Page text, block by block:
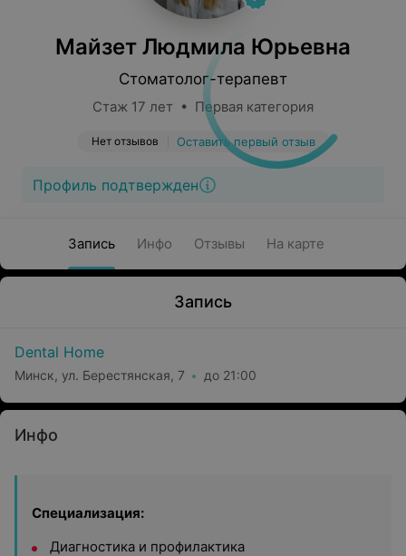
Майзет Людмила Юрьевна
Стоматолог-терапевт
Стаж 17 лет • Первая категория
Нет отзывов Оставить первый отзыв
Профиль подтвержден
Запись Инфо Отзывы На карте
Запись
Dental Home
Минск, ул. Берестянская, 7 до 21:00
Инфо
Специализация:
Диагностика и профилактика